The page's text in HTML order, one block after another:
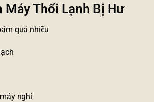
Máy Thổi Lạnh Bị Hư
quá nhiều
nghỉ